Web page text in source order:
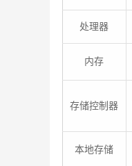
处理器
内存
存储控制器
本地存储